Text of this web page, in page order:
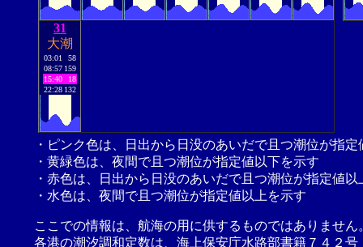
31
大潮
03:01
58
08:57 159
15:40
18
22:28 132
・ピンク色は、日出から日没のあいだで且つ潮位が指
・黄緑色は、夜間で且つ潮位が指定値以下を示す
・赤色は、日出から日没のあいだで且つ潮位が指定値以
・水色は、夜間で且つ潮位が指定値以上を示す
ここでの情報は、航海の用に供するものではありませ
各港の潮汐調和定数は、海上保安庁水路部書籍７４２